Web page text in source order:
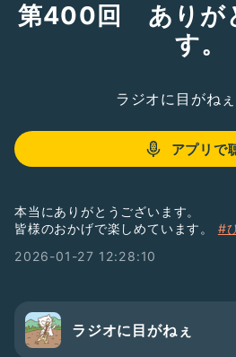
第400回 ありが
す。
ラジオに目がねぇ
アプリで
本当にありがとうございます。
皆様のおかげで楽しめています。 #
2026-01-27 12:28:10
ラジオに目がねぇ